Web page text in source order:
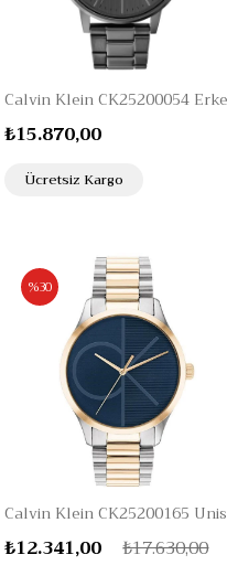
₺15.870,00
Ücretsiz Kargo
₺12.341,00 ₺17.630,00
%30